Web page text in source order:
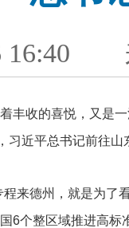
16:40
丰收的喜悦，又是
习近平总书记前往
来德州，就是为了
6个整区域推进高